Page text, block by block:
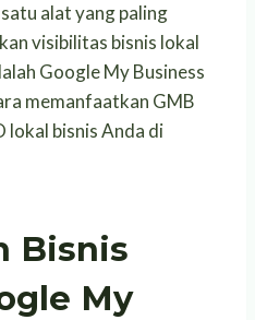
alat yang paling
visibilitas bisnis lokal
Google My Business
memanfaatkan GMB
lokal bisnis Anda di
Bisnis
My